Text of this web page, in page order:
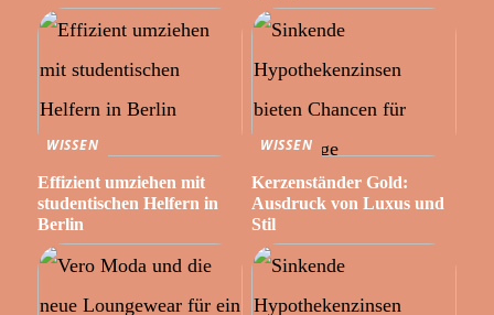
WISSEN
Effizient umziehen mit
studentischen Helfern in
Berlin
WISSEN
Kerzenständer Gold:
Ausdruck von Luxus und
Stil